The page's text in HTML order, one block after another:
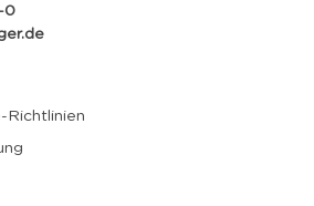
0
Richtlinien